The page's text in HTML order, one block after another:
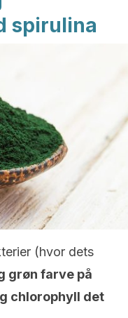
spirulina
(hvor dets
grøn farve på
chlorophyll det